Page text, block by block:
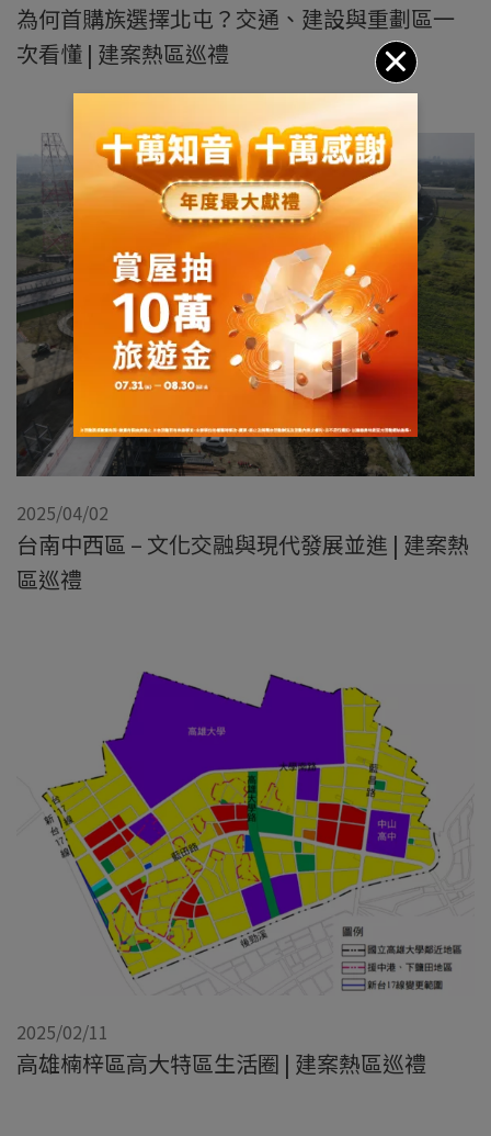
為何首購族選擇北屯？交通、建設與重劃區一
次看懂 | 建案熱區巡禮
2025/04/02
台南中西區 – 文化交融與現代發展並進 | 建案熱
區巡禮
2025/02/11
高雄楠梓區高大特區生活圈 | 建案熱區巡禮